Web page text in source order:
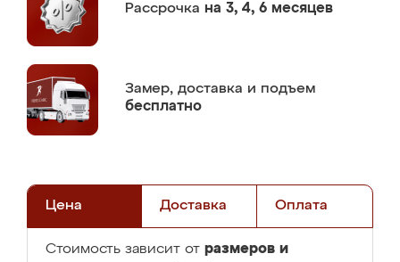
Рассрочка на 3, 4, 6 месяцев
Замер, доставка и подъем
бесплатно
Цена Доставка Оплата
Стоимость зависит от размеров и